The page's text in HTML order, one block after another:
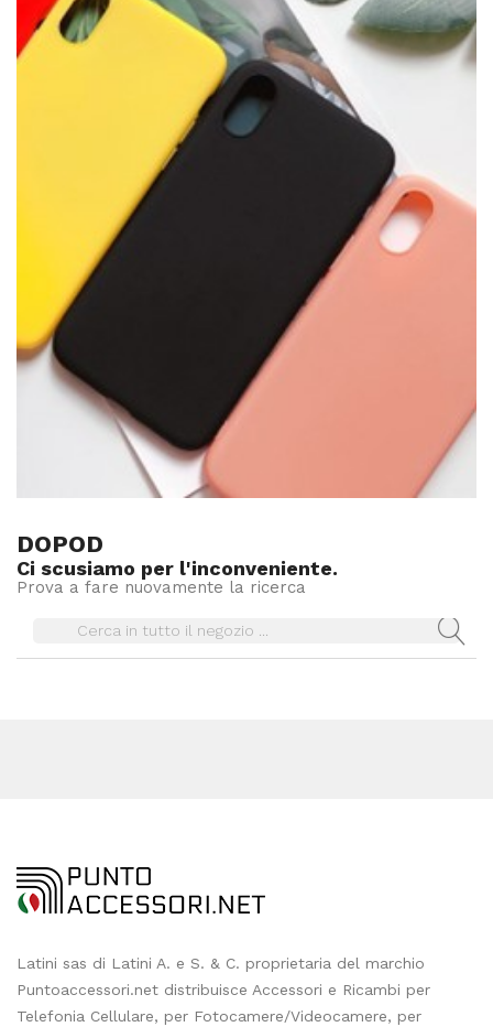
DOPOD
Ci scusiamo per l'inconveniente.
Prova a fare nuovamente la ricerca
Latini sas di Latini A. e S. & C. proprietaria del marchio
Puntoaccessori.net distribuisce Accessori e Ricambi per
Telefonia Cellulare, per Fotocamere/Videocamere, per